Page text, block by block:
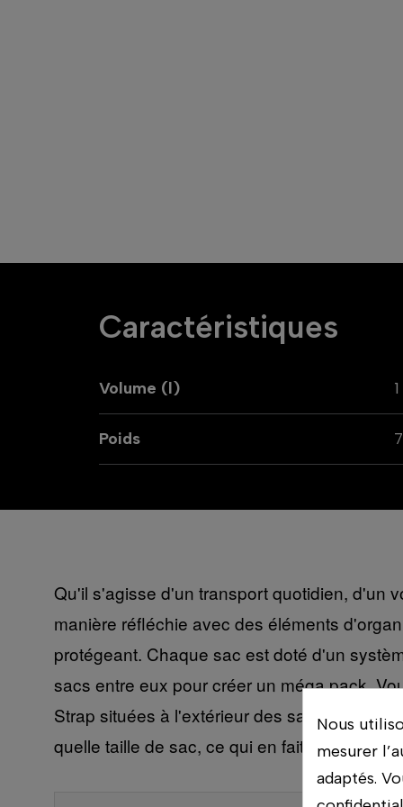
Caractéristiques
Volume (l) 1
Poids
Qu'il s'agisse d'un transport quotidien, d'un
manière réfléchie avec des éléments
protégeant. Chaque sac est doté d'un
sacs entre eux pour créer un méga pack.
Strap situées à l'extérieur des sacs à dos
quelle taille de sac, ce qui en fait un
Nous
mesurer
adaptés.